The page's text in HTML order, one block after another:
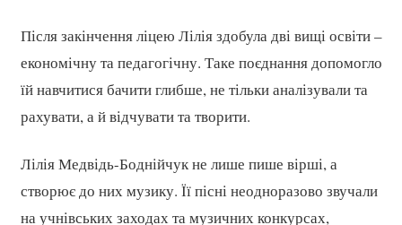
Після закінчення ліцею Лілія здобула дві вищі освіти –
економічну та педагогічну. Таке поєднання допомогло
їй навчитися бачити глибше, не тільки аналізували та
рахувати, а й відчувати та творити.
Лілія Медвідь-Боднійчук не лише пише вірші, а
створює до них музику. Її пісні неодноразово звучали
на учнівських заходах та музичних конкурсах,